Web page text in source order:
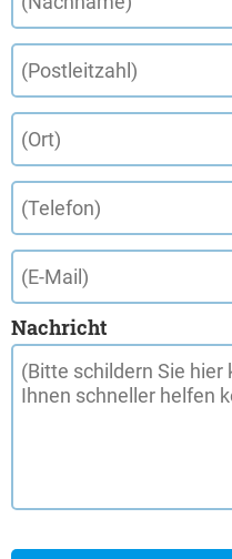
Nachricht